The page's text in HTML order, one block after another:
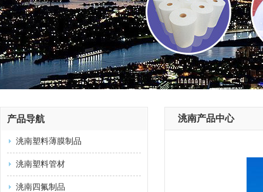
产品导航
洮南塑料薄膜制品
洮南塑料管材
洮南四氟制品
洮南产品中心